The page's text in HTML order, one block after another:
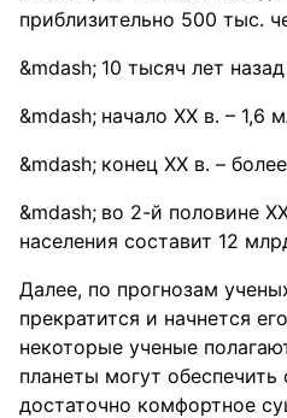
приблизительно 500 тыс.
10 тысяч лет
начало XX в. – 1,6
конец XX в. –
во 2-й половине
населения составит 12
Далее, по прогнозам
прекратится и начнется
некоторые ученые
планеты могут обеспечить
достаточно комфортное